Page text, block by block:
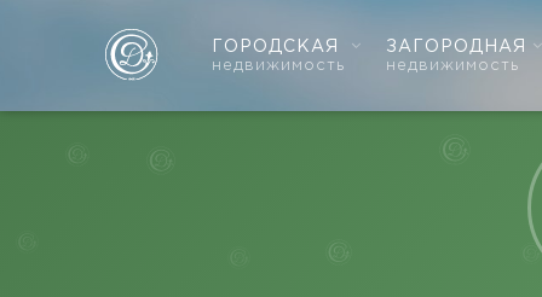
ГОРОДСКАЯ
недвижимость
ЗАГОРОДНАЯ
недвижимость